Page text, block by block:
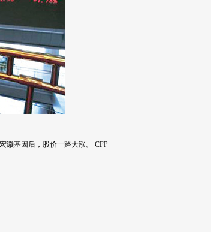
灏基因后，股价一路大涨。 CFP